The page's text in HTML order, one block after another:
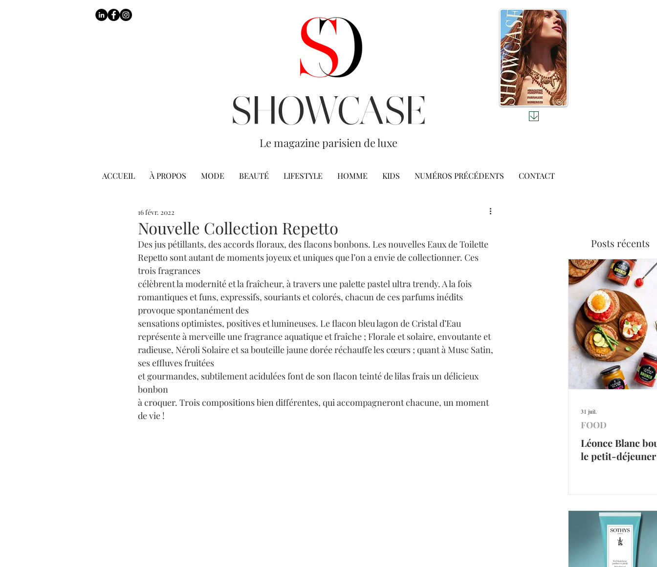
SHOWCASE
Le magazine parisien de luxe
ACCUEIL À PROPOS MODE BEAUTÉ LIFESTYLE HOMME KIDS NUMÉROS PRÉCÉDENTS CONTACT
Nouvelle Collection Repetto
16 févr. 2022
Des jus pétillants, des accords floraux, des flacons bonbons. Les nouvelles Eaux de Toilette
Repetto sont autant de moments joyeux et uniques que l’on a envie de collectionner. Ces
trois fragrances
célèbrent la modernité et la fraîcheur, à travers une palette pastel ultra trendy. A la fois
romantiques et funs, expressifs, souriants et colorés, chacun de ces parfums inédits
provoque spontanément des
sensations optimistes, positives et lumineuses. Le flacon bleu lagon de Cristal d’Eau
représente à merveille une fragrance aquatique et fraîche ; Florale et solaire, envoutante et
radieuse, Néroli Solaire et sa bouteille jaune dorée réchauffe les cœurs ; quant à Musc Satin,
ses effluves fruitées
et gourmandes, subtilement acidulées font de son flacon teinté de lilas frais un délicieux
bonbon
à croquer. Trois compositions bien différentes, qui accompagneront chacune, un moment
de vie !
Léonce Blanc
le petit-déjeuner
FOOD
31 juil.
Posts récents